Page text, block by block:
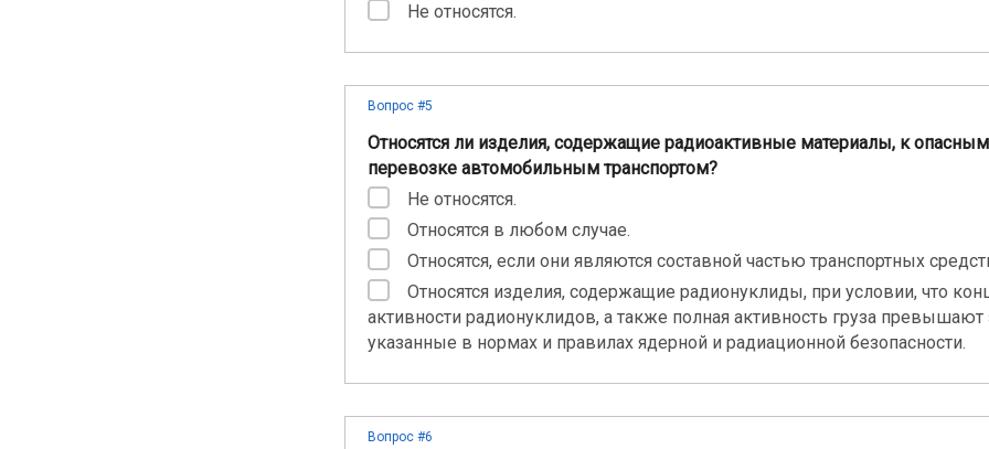
Не относятся.
Вопрос #5
Относятся ли изделия, содержащие радиоактивные материалы, к
перевозке автомобильным транспортом?
Не относятся.
Относятся в любом случае.
Относятся, если они являются составной частью транспортных
Относятся изделия, содержащие радионуклиды, при условии, что
активности радионуклидов, а также полная активность груза превышают
указанные в нормах и правилах ядерной и радиационной безопасности.
Вопрос #6